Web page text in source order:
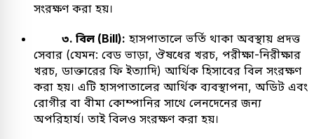
সংরক্ষণ করা হয়।
৩. বিল (Bill): হাসপাতালে ভর্তি থাকা অবস্থায় প্রদত্ত
সেবার (যেমন: বেড ভাড়া, ঔষধের খরচ, পরীক্ষা-নিরীক্ষার
খরচ, ডাক্তারের ফি ইত্যাদি) আর্থিক হিসাবের বিল সংরক্ষণ
করা হয়। এটি হাসপাতালের আর্থিক ব্যবস্থাপনা, অডিট এবং
রোগীর বা বীমা কোম্পানির সাথে লেনদেনের জন্য
অপরিহার্য। তাই বিলও সংরক্ষণ করা হয়।